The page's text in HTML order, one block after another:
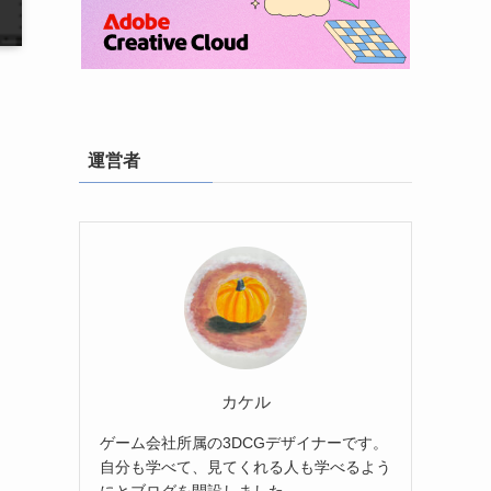
運営者
カケル
ゲーム会社所属の3DCGデザイナーです。
自分も学べて、見てくれる人も学べるよう